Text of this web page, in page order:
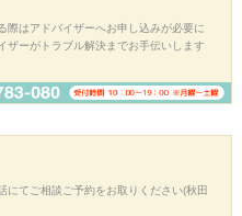
際はアドバイザーへお申し込みが必要に
ザーがトラブル解決までお手伝いします
にてご相談ご予約をお取りください(秋田